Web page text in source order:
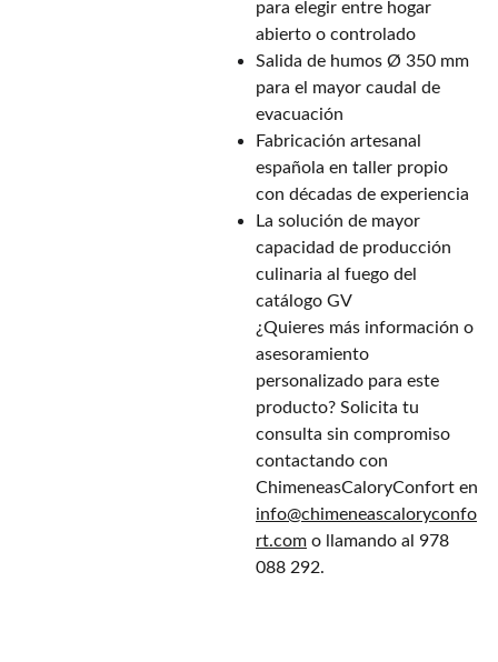
para elegir entre hogar
abierto o controlado
Salida de humos Ø 350 mm
para el mayor caudal de
evacuación
Fabricación artesanal
española en taller propio
con décadas de experiencia
La solución de mayor
capacidad de producción
culinaria al fuego del
catálogo GV
¿Quieres más información o
asesoramiento
personalizado para este
producto? Solicita tu
consulta sin compromiso
contactando con
ChimeneasCaloryConfort en
info@chimeneascaloryconfo
rt.com o llamando al 978
088 292.